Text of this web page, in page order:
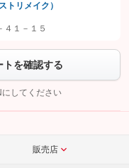
てから「許可する」ボタンを押
い合わせを
リメイク）
４１－１５
トを確認する
してください
販売店